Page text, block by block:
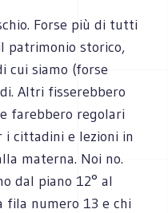
Forse più di tutti
patrimonio storico,
cui siamo (forse
Altri fisserebbero
farebbero regolari
i cittadini e lezioni in
materna. Noi no.
dal piano 12° al
fila numero 13 e chi